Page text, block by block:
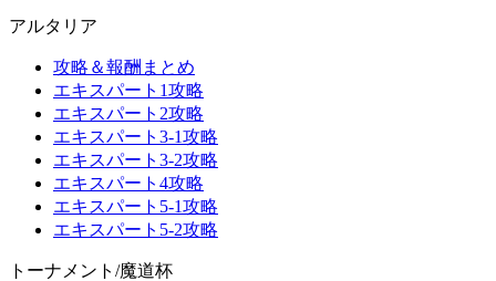
アルタリア
攻略＆報酬まとめ
エキスパート1攻略
エキスパート2攻略
エキスパート3-1攻略
エキスパート3-2攻略
エキスパート4攻略
エキスパート5-1攻略
エキスパート5-2攻略
トーナメント/魔道杯